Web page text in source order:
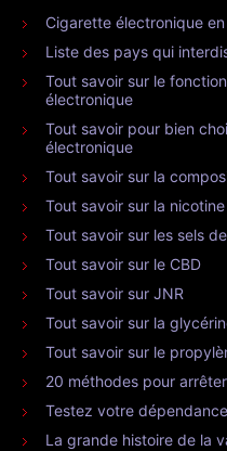
Cigarette électronique
Liste des pays qui
Tout savoir sur le
électronique
Tout savoir pour bien
électronique
Tout savoir sur la
Tout savoir sur la nicotine
Tout savoir sur les sels
Tout savoir sur le CBD
Tout savoir sur JNR
Tout savoir sur la
Tout savoir sur le
20 méthodes pour
Testez votre
La grande histoire de la